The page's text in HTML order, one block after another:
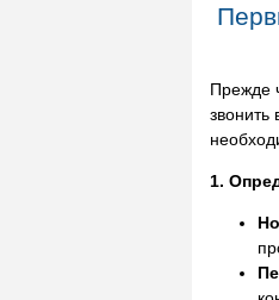
Прежде
звонить
1.